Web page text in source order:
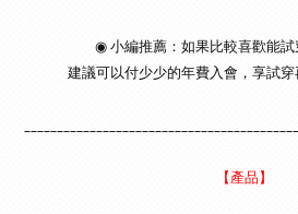
◉ 小編推薦：如果比較喜歡能試
建議可以付少少的年費入會，享試穿
【產品】